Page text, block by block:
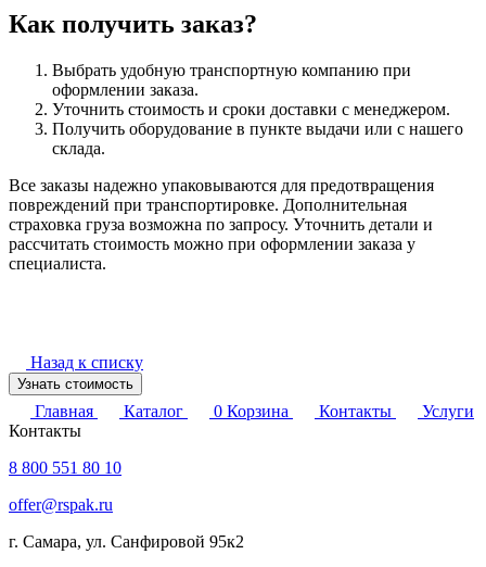
Как получить заказ?
Выбрать удобную транспортную компанию при
оформлении заказа.
Уточнить стоимость и сроки доставки с менеджером.
Получить оборудование в пункте выдачи или с нашего
склада.
Все заказы надежно упаковываются для предотвращения
повреждений при транспортировке. Дополнительная
страховка груза возможна по запросу. Уточнить детали и
рассчитать стоимость можно при оформлении заказа у
специалиста.
Назад к списку
Узнать стоимость
Главная Каталог 0 Корзина Контакты
Услуги
Контакты
8 800 551 80 10
offer@rspak.ru
г. Самара, ул. Санфировой 95к2